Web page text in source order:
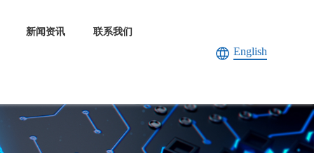
English
新闻资讯 联系我们